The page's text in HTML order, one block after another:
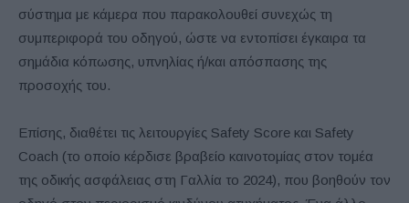
σύστημα με κάμερα που παρακολουθεί συνεχώς τη
συμπεριφορά του οδηγού, ώστε να εντοπίσει έγκαιρα τα
σημάδια κόπωσης, υπνηλίας ή/και απόσπασης της
προσοχής του.
Επίσης, διαθέτει τις λειτουργίες Safety Score και Safety
Coach (το οποίο κέρδισε βραβείο καινοτομίας στον τομέα
της οδικής ασφάλειας στη Γαλλία το 2024), που βοηθούν τον